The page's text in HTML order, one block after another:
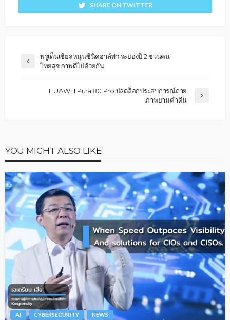
SHARE ON TWITTER
พรูเด็นเชียลหนุนซีนิคฮาล์ฟฯ ระยองปี 2 ชวนคน
ไทยสุขภาพดีไปด้วยกัน
HUAWEI Pura 80 Pro ปลดล็อกประสบการณ์ถ่าย
ภาพยามค่ำคืน
YOU MIGHT ALSO LIKE
AI CYBERSECURITY NEWS